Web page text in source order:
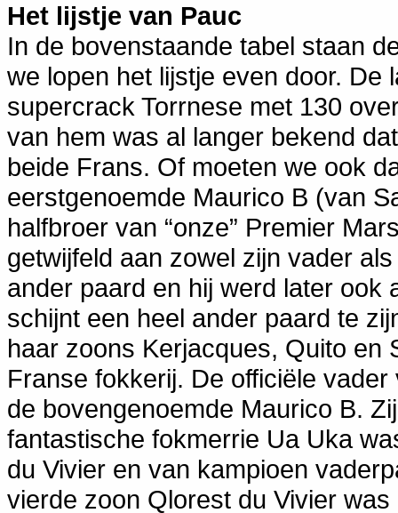
Het lijstje van Pauc
In de bovenstaande tabel staan
we lopen het lijstje even door. De
supercrack Torrnese met 130
van hem was al langer bekend
beide Frans. Of moeten we ook
eerstgenoemde Maurico B (van
halfbroer van “onze” Premier
getwijfeld aan zowel zijn vader
ander paard en hij werd later ook
schijnt een heel ander paard te
haar zoons Kerjacques, Quito en
Franse fokkerij. De officiële
de bovengenoemde Maurico B.
fantastische fokmerrie Ua Uka
du Vivier en van kampioen
vierde zoon Qlorest du Vivier